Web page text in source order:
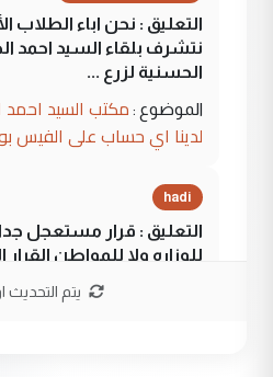
التعليق : نحن اباء الطلاب
نتشرف بلقاء السيد احمد
الحسنية لزرع ...
الموضوع : مكتب السيد احمد
لدينا اي حساب على الفيس
hadi
التعليق : قرار مستعجل
للوزاره ولا للمواطن
يتم التحديث